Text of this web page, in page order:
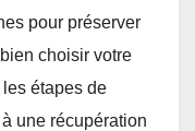
pour préserver
choisir votre
étapes de
une récupération